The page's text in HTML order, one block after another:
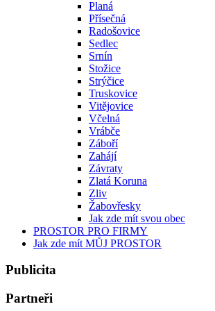
Planá
Přísečná
Radošovice
Sedlec
Srnín
Stožice
Strýčice
Truskovice
Vitějovice
Včelná
Vrábče
Záboří
Zahájí
Závraty
Zlatá Koruna
Zliv
Žabovřesky
Jak zde mít svou obec
PROSTOR PRO FIRMY
Jak zde mít MŮJ PROSTOR
Publicita
Partneři